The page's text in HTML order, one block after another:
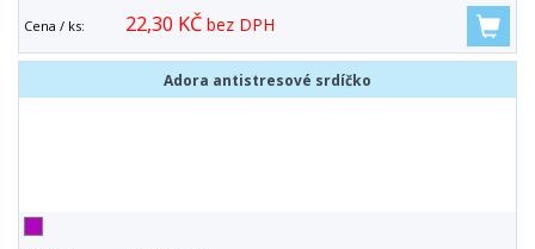
Cena / ks: 22,30 KČ bez DPH
Adora antistresové srdíčko